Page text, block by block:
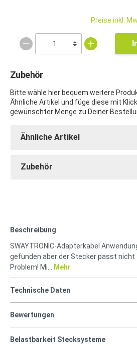
Preise inkl.
Zubehör
Bitte wähle hier bequem weitere
Ähnliche Artikel und füge diese mit
gewünschter Menge zu Deiner
Ähnliche Artikel
Zubehör
Beschreibung
SWAYTRONIC-Adapterkabel
gefunden aber der Stecker passt nicht
Problem! Mi…
Mehr
Technische Daten
Bewertungen
Belastbarkeit Stecksysteme